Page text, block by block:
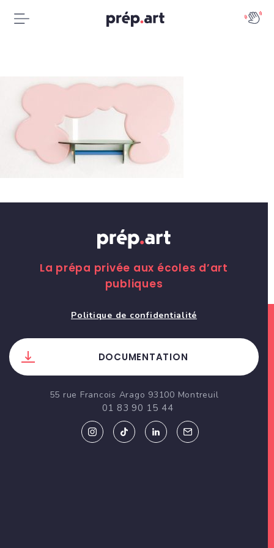
La prépa privée aux écoles d’art
publiques
Politique de confidentialité
DOCUMENTATION
55 rue Francois Arago 93100 Montreuil
01 83 90 15 44